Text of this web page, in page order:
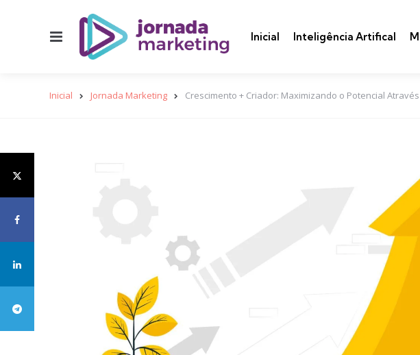
Inicial Inteligência Artifical
Inicial Jornada Marketing Crescimento + Criador: Maximizando o Potencial